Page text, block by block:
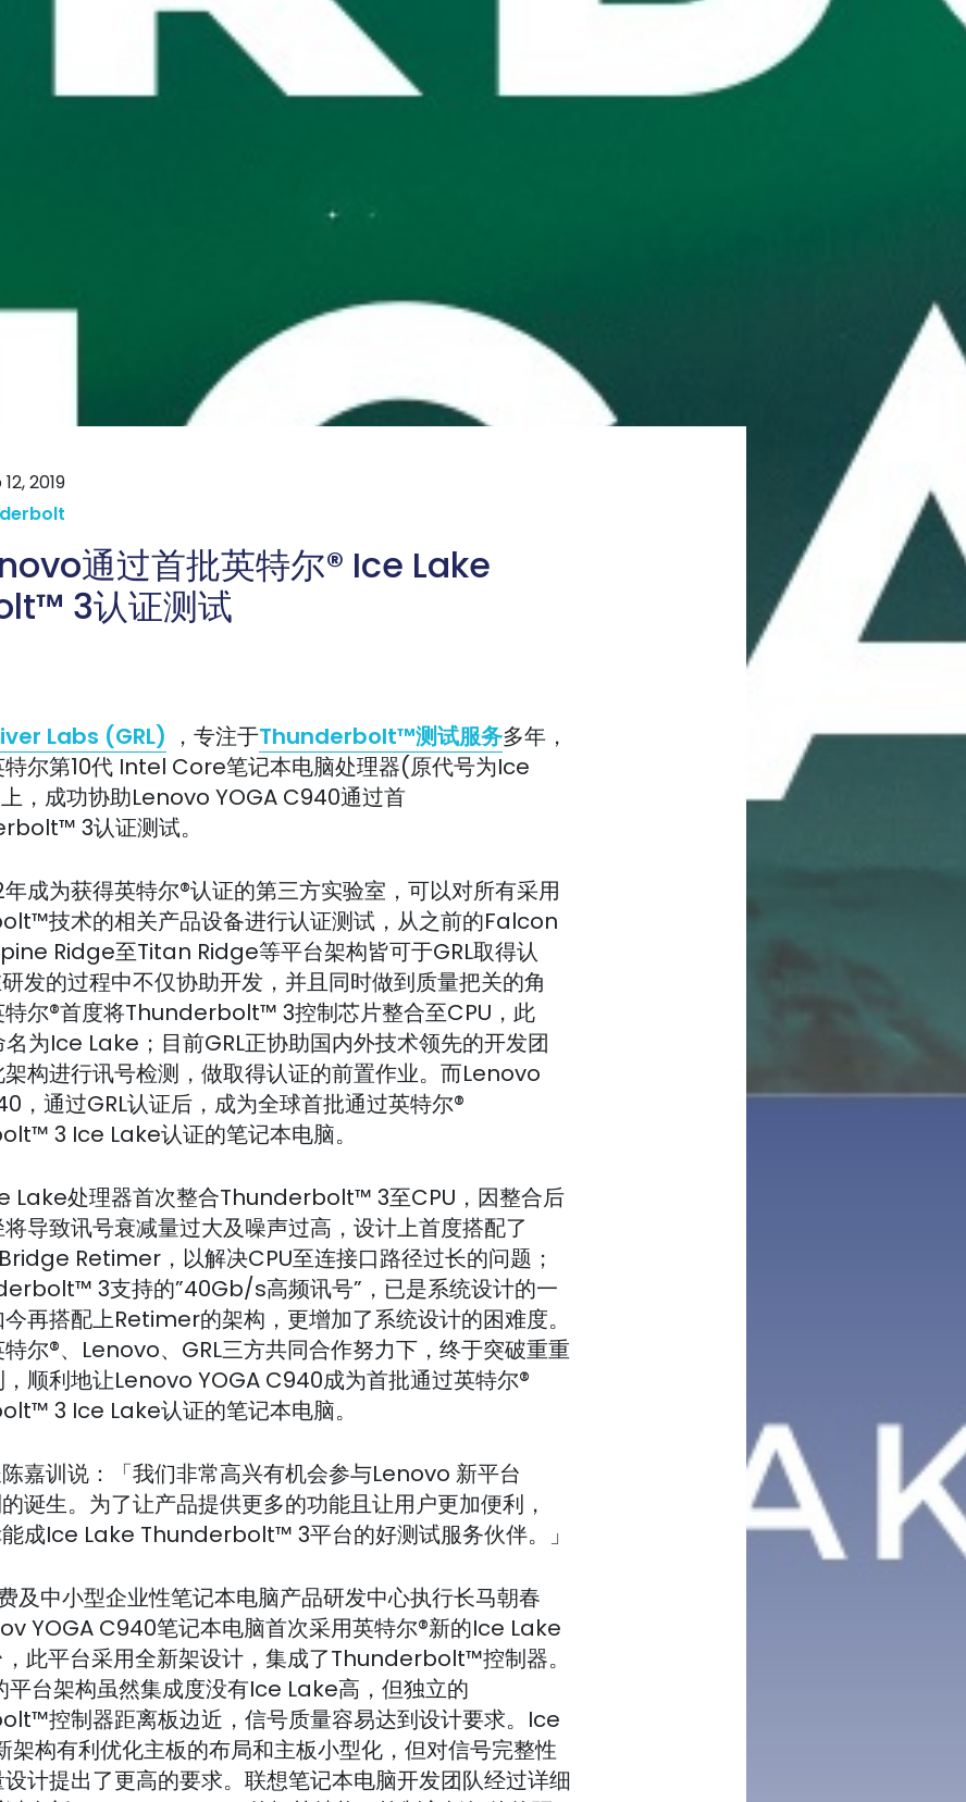
2019
通过首批英特尔® Ice Lake
3认证测试
Labs (GRL) ，专注于Thunderbolt™测试服务多年，
特尔第10代 Intel Core笔记本电脑处理器(原代号为Ice
，成功协助Lenovo YOGA C940通过首
3认证测试。
年成为获得英特尔®认证的第三方实验室，可以对所有采用
技术的相关产品设备进行认证测试，从之前的Falcon
Ridge至Titan Ridge等平台架构皆可于GRL取得认
发的过程中不仅协助开发，并且同时做到质量把关的角
特尔®首度将Thunderbolt™ 3控制芯片整合至CPU，此
名为Ice Lake；目前GRL正协助国内外技术领先的开发团
构进行讯号检测，做取得认证的前置作业。而Lenovo
，通过GRL认证后，成为全球首批通过英特尔®
3 Ice Lake认证的笔记本电脑。
Lake处理器首次整合Thunderbolt™ 3至CPU，因整合后
导致讯号衰减量过大及噪声过高，设计上首度搭配了
Retimer，以解决CPU至连接口路径过长的问题；
3支持的”40Gb/s高频讯号”，已是系统设计的一
再搭配上Retimer的架构，更增加了系统设计的困难度。
尔®、Lenovo、GRL三方共同合作努力下，终于突破重重
，顺利地让Lenovo YOGA C940成为首批通过英特尔®
3 Ice Lake认证的笔记本电脑。
嘉训说：「我们非常高兴有机会参与Lenovo 新平台
诞生。为了让产品提供更多的功能且让用户更加便利，
能成Ice Lake Thunderbolt™ 3平台的好测试服务伙伴。」
及中小型企业性笔记本电脑产品研发中心执行长马朝春
YOGA C940笔记本电脑首次采用英特尔®新的Ice Lake
，此平台采用全新架设计，集成了Thunderbolt™控制器。
台架构虽然集成度没有Ice Lake高，但独立的
控制器距离板边近，信号质量容易达到设计要求。Ice
架构有利优化主板的布局和主板小型化，但对信号完整性
计提出了更高的要求。联想笔记本电脑开发团队经过详细